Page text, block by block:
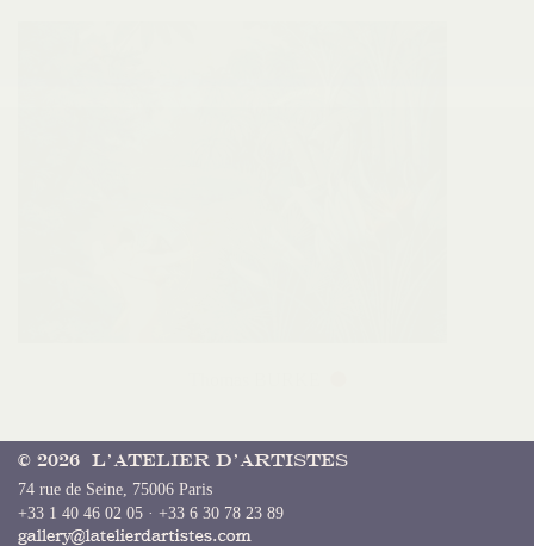
© 2026 L’Atelier d’Artistes
74 rue de Seine, 75006 Paris
+33 1 40 46 02 05 · +33 6 30 78 23 89